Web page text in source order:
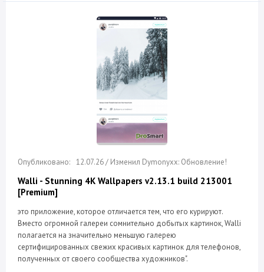
12.07.26 / Изменил Dymonyxx: Обновление!
Walli - Stunning 4K Wallpapers v2.13.1 build 213001
[Premium]
это приложение, которое отличается тем, что его курируют.
Вместо огромной галереи сомнительно добытых картинок, Walli
полагается на значительно меньшую галерею
сертифицированных свежих красивых картинок для телефонов,
полученных от своего сообщества художников".